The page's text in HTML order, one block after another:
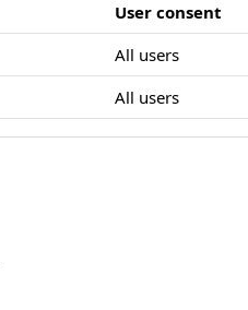
User consent
All users
All users